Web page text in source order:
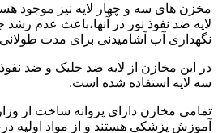
مخزن های سه و چهار لایه نیز موجود
لایه ضد نفوذ نور در آنها،باعث عدم
نگهداری آب آشامیدنی برای مدت
در این مخازن از لایه ضد جلبک و ضد
سه لایه استفاده شده است.
تمامی مخازن دارای پروانه ساخت از